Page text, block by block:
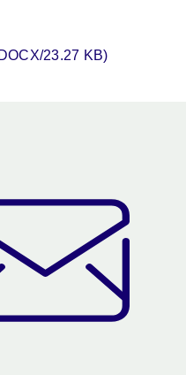
23.27 KB)